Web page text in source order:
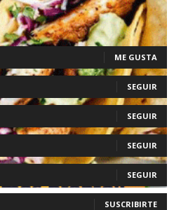
ME GUSTA
SEGUIR
SEGUIR
SEGUIR
SEGUIR
SUSCRIBIRTE